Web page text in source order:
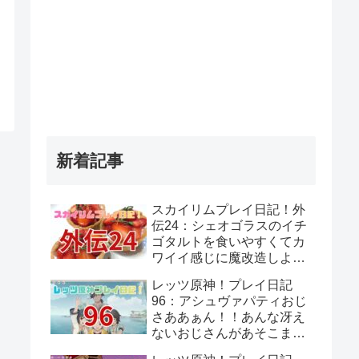
新着記事
スカイリムプレイ日記！外
伝24：シェオゴラスのイチ
ゴタルトを食いやすくてカ
ワイイ感じに魔改造しよ
レッツ原神！プレイ日記
96：アシュヴァパティおじ
さああぁん！！あんな冴え
ないおじさんがあそこまで